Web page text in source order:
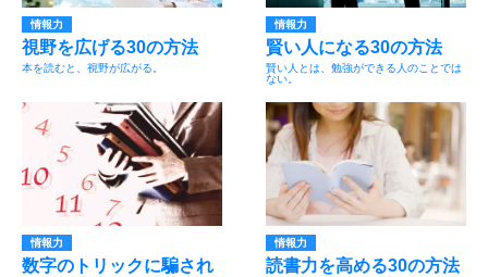
情報力
視野を広げる30の方法
本を読むと、視野が広がる。
情報力
賢い人になる30の方法
賢い人とは、勉強ができる人のことでは
ない。
情報力
数字のトリックに騙され
情報力
読書力を高める30の方法